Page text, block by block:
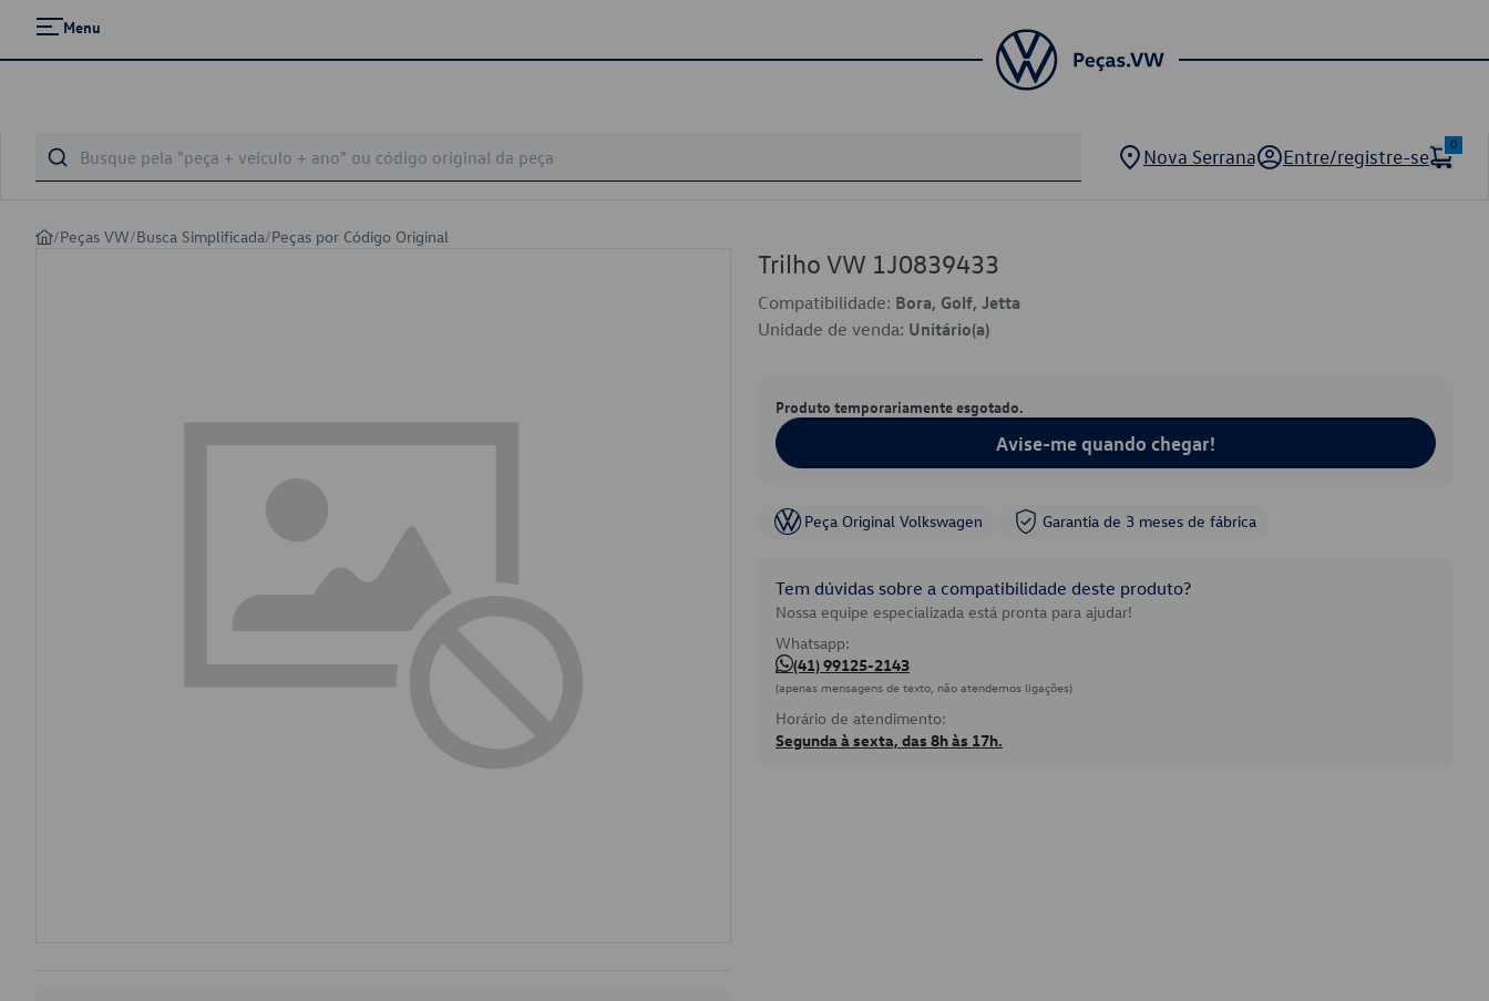
Menu
Nova Serrana Entre/registre-se
0
/Peças VW/Busca Simplificada/Peças por Código Original
Trilho VW 1J0839433
Compatibilidade: Bora, Golf, Jetta
Unidade de venda: Unitário(a)
Produto temporariamente esgotado.
Avise-me quando chegar!
Peça Original Volkswagen Garantia de 3 meses de fábrica
Tem dúvidas sobre a compatibilidade deste produto?
Nossa equipe especializada está pronta para ajudar!
Whatsapp:
(41) 99125-2143
(apenas mensagens de texto, não atendemos ligações)
Horário de atendimento:
Segunda à sexta, das 8h às 17h.